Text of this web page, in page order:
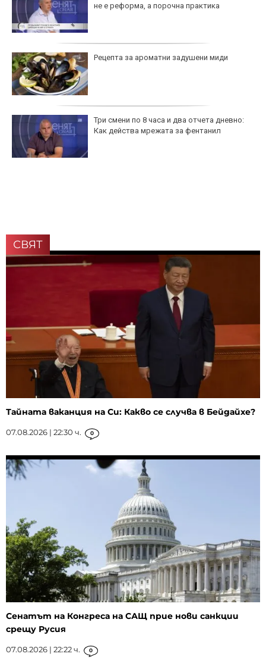
не е реформа, а порочна практика
Рецепта за ароматни задушени миди
Три смени по 8 часа и два отчета дневно:
Как действа мрежата за фентанил
СВЯТ
Тайната ваканция на Си: Какво се случва в Бейдайхе?
07.08.2026 | 22:30 ч. 0
Сенатът на Конгреса на САЩ прие нови санкции
срещу Русия
07.08.2026 | 22:22 ч. 0